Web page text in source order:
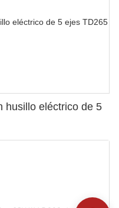
husillo eléctrico de 5